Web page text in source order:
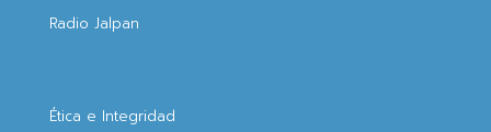
Radio Jalpan
Ética e Integridad